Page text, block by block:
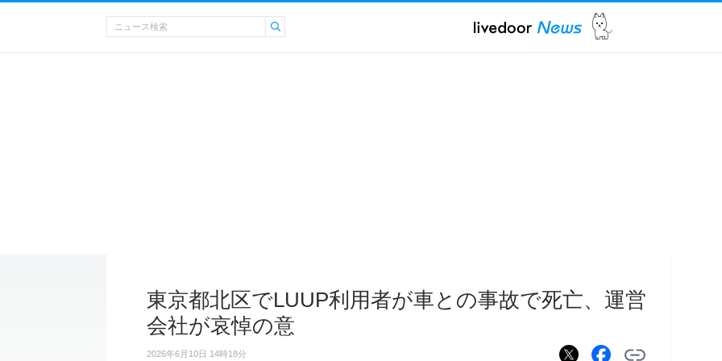
東京都北区でLUUP利用者が車との事故で死亡、運営
会社が哀悼の意
2026年6月10日 14時18分